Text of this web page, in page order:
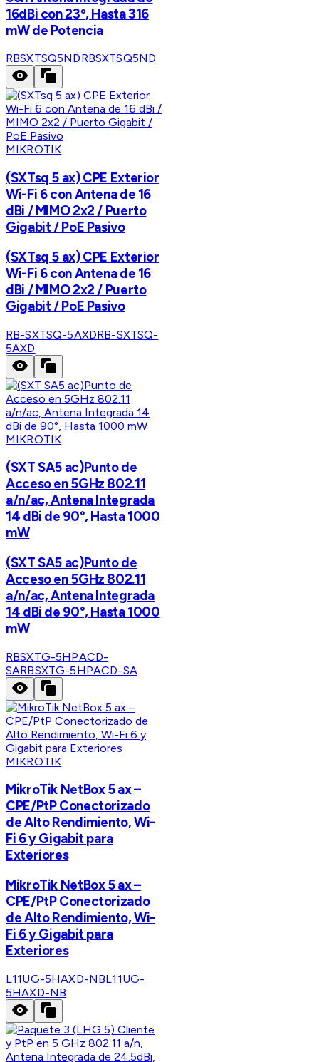
16dBi con 23º, Hasta 316
mW de Potencia
RBSXTSQ5NDRBSXTSQ5ND
MIKROTIK
(SXTsq 5 ax) CPE Exterior
Wi-Fi 6 con Antena de 16
dBi / MIMO 2x2 / Puerto
Gigabit / PoE Pasivo
(SXTsq 5 ax) CPE Exterior
Wi-Fi 6 con Antena de 16
dBi / MIMO 2x2 / Puerto
Gigabit / PoE Pasivo
RB-SXTSQ-5AXDRB-SXTSQ-
5AXD
MIKROTIK
(SXT SA5 ac)Punto de
Acceso en 5GHz 802.11
a/n/ac, Antena Integrada
14 dBi de 90°, Hasta 1000
mW
(SXT SA5 ac)Punto de
Acceso en 5GHz 802.11
a/n/ac, Antena Integrada
14 dBi de 90°, Hasta 1000
mW
RBSXTG-5HPACD-
SARBSXTG-5HPACD-SA
MIKROTIK
MikroTik NetBox 5 ax –
CPE/PtP Conectorizado
de Alto Rendimiento, Wi-
Fi 6 y Gigabit para
Exteriores
MikroTik NetBox 5 ax –
CPE/PtP Conectorizado
de Alto Rendimiento, Wi-
Fi 6 y Gigabit para
Exteriores
L11UG-5HAXD-NBL11UG-
5HAXD-NB